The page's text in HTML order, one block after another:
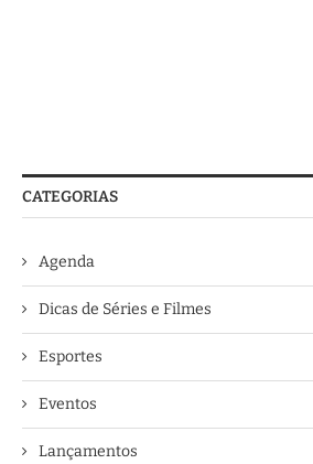
CATEGORIAS
Agenda
Dicas de Séries e Filmes
Esportes
Eventos
Lançamentos